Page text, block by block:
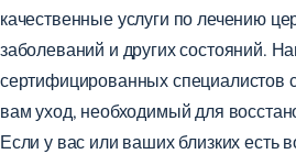
качественные услуги по лечению
заболеваний и других состояний.
сертифицированных специалистов
вам уход, необходимый для
Если у вас или ваших близких есть